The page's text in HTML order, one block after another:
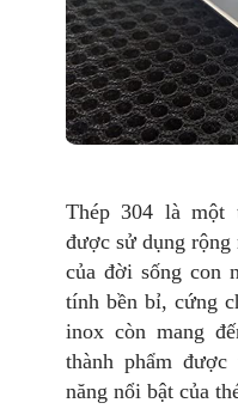
Thép 304 là một
được sử dụng
của đời sống con
tính bền bỉ, cứng
inox còn mang
thành phẩm
năng nổi bật của